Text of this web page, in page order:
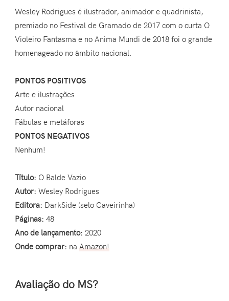
Wesley Rodrigues é ilustrador, animador e quadrinista,
premiado no Festival de Gramado de 2017 com o curta O
Violeiro Fantasma e no Anima Mundi de 2018 foi o grande
homenageado no âmbito nacional.
PONTOS POSITIVOS
Arte e ilustrações
Autor nacional
Fábulas e metáforas
PONTOS NEGATIVOS
Nenhum!
Título: O Balde Vazio
Autor: Wesley Rodrigues
Editora: DarkSide (selo Caveirinha)
Páginas: 48
Ano de lançamento: 2020
Onde comprar: naAmazon!
Avaliação do MS?